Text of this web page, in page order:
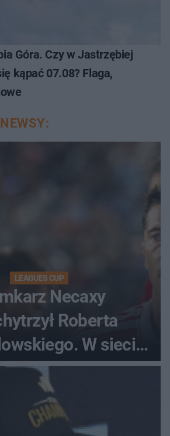
Góra. Czy w Jastrzębiej
kąpać 07.08? Flaga,
LEAGUES CUP
Necaxy
Roberta
W sieci
z tego pojedynku